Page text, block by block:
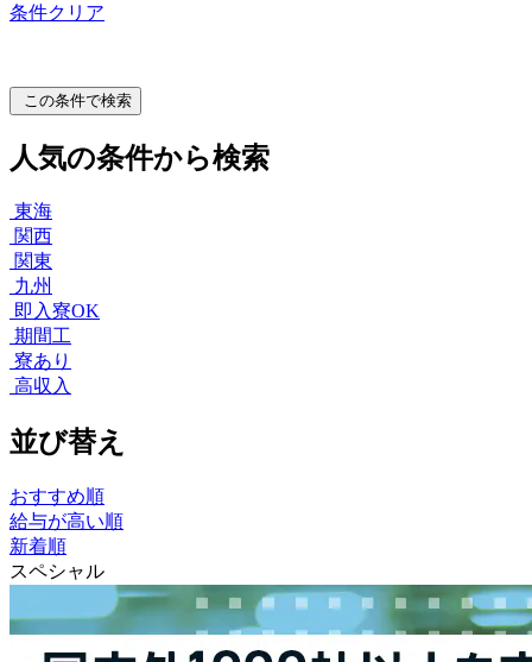
条件クリア
この条件で検索
人気の条件から検索
東海
関西
関東
九州
即入寮OK
期間工
寮あり
高収入
並び替え
おすすめ順
給与が高い順
新着順
スペシャル